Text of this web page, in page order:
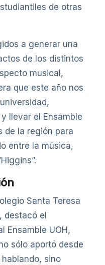
de otras
a generar una
de los distintos
musical,
que este año nos
llevar el Ensamble
de la región para
entre la música,
Santa Teresa
destacó el
Ensamble UOH,
sólo aportó desde
sino